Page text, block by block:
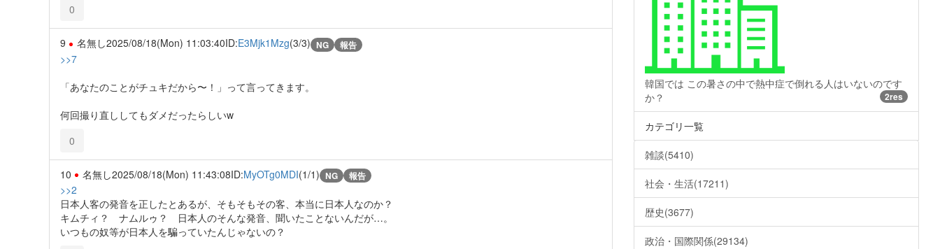
0
9 名無し2025/08/18(Mon) 11:03:40ID:E3Mjk1Mzg(3/3) NG 報告
>>7
「あなたのことがチュキだから〜！」って言ってきます。
何回撮り直ししてもダメだったらしいw
0
10 名無し2025/08/18(Mon) 11:43:08ID:MyOTg0MDI(1/1) NG 報告
>>2
日本人客の発音を正したとあるが、そもそもその客、本当に日本人なのか？
キムチィ？ ナムルゥ？ 日本人のそんな発音、聞いたことないんだが…。
いつもの奴等が日本人を騙っていたんじゃないの？
韓国では この暑さの中で熱中症で倒れる人はいないのです
か？
2res
カテゴリ一覧
雑談(5410)
社会・生活(17211)
歴史(3677)
政治・国際関係(29134)